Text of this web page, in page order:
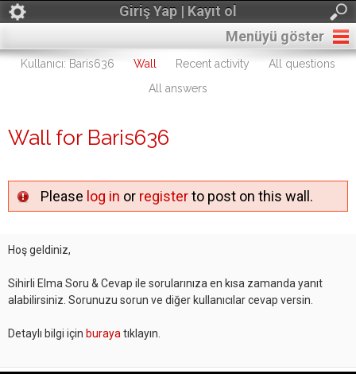
Giriş Yap | Kayıt ol
Menüyü göster
Kullanıcı: Baris636 Wall Recent activity
All questions
All answers
Wall for Baris636
Please log in or registerto post on this wall.
Hoş geldiniz,
Sihirli Elma Soru & Cevap ile sorularınıza en kısa zamanda yanıt
alabilirsiniz. Sorunuzu sorun ve diğer kullanıcılar cevap versin.
Detaylı bilgi için buraya tıklayın.